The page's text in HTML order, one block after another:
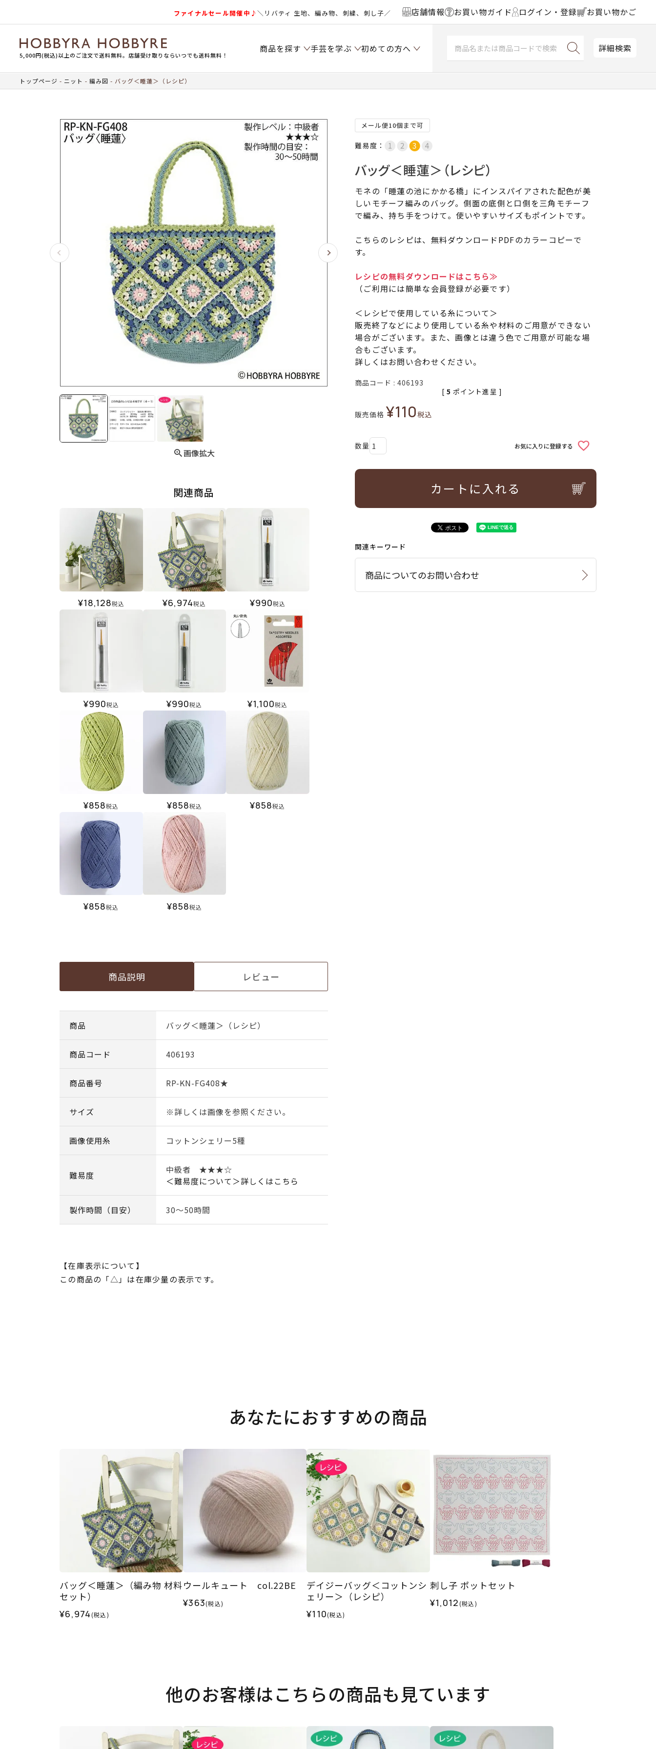
ファイナルセール開催中♪＼リバティ 生地、編み物、刺繍、刺し子／ 店舗情報 お買い物ガイド ログイン・登録 お買い物かご
5,000円(税込)以上のご注文で送料無料。店舗受け取りならいつでも送料無料！
商品を探す 手芸を学ぶ 初めての方へ 詳細検索
トップページ ニット 編み図 バッグ＜睡蓮＞（レシピ）
画像拡大
関連商品
¥18,128税込 ¥6,974税込 ¥990税込
¥990税込 ¥990税込 ¥1,100税込
¥858税込 ¥858税込 ¥858税込
¥858税込 ¥858税込
商品説明 レビュー
商品 バッグ＜睡蓮＞（レシピ）
商品コード 406193
商品番号 RP-KN-FG408★
サイズ ※詳しくは画像を参照ください。
画像使用糸 コットンシェリー5種
難易度
中級者 ★★★☆
＜難易度について＞詳しくはこちら
製作時間（目安） 30～50時間
【在庫表示について】
この商品の「△」は在庫少量の表示です。
メール便10個まで可
難易度：
バッグ＜睡蓮＞（レシピ）
モネの「睡蓮の池にかかる橋」にインスパイアされた配色が美
しいモチーフ編みのバッグ。側面の底側と口側を三角モチーフ
で編み、持ち手をつけて。使いやすいサイズもポイントです。
こちらのレシピは、無料ダウンロードPDFのカラーコピーで
す。
レシピの無料ダウンロードはこちら≫
（ご利用には簡単な会員登録が必要です）
＜レシピで使用している糸について＞
販売終了などにより使用している糸や材料のご用意ができない
場合がございます。また、画像とは違う色でご用意が可能な場
合もございます。
詳しくはお問い合わせください。
商品コード 406193
販売価格 ¥110税込
[ 5 ポイント進呈 ]
お気に入りに登録する
カートに入れる
関連キーワード
商品についてのお問い合わせ
あなたにおすすめの商品
バッグ＜睡蓮＞（編み物 材料
セット）
¥6,974(税込)
ウールキュート col.22BE
¥363(税込)
デイジーバッグ＜コットンシ
ェリー＞（レシピ）
¥110(税込)
刺し子 ポットセット
¥1,012(税込)
他のお客様はこちらの商品も見ています